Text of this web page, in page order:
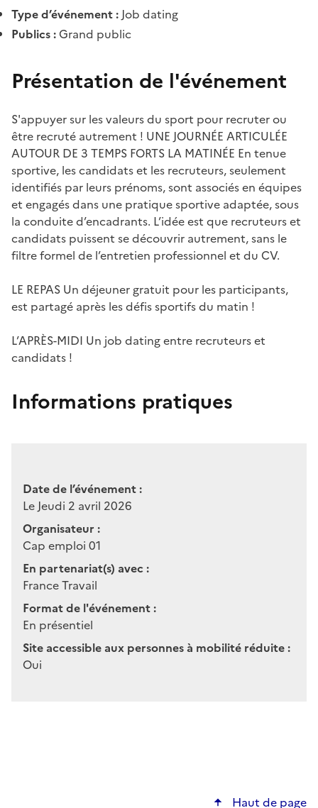
Type d’événement : Job dating
Publics :Grand public
Présentation de l'événement
S'appuyer sur les valeurs du sport pour recruter ou
être recruté autrement ! UNE JOURNÉE ARTICULÉE
AUTOUR DE 3 TEMPS FORTS LA MATINÉE En tenue
sportive, les candidats et les recruteurs, seulement
identifiés par leurs prénoms, sont associés en équipes
et engagés dans une pratique sportive adaptée, sous
la conduite d’encadrants. L’idée est que recruteurs et
candidats puissent se découvrir autrement, sans le
filtre formel de l’entretien professionnel et du CV.
LE REPAS Un déjeuner gratuit pour les participants,
est partagé après les défis sportifs du matin !
L’APRÈS-MIDI Un job dating entre recruteurs et
candidats !
Informations pratiques
Date de l’événement :
Le Jeudi 2 avril 2026
Organisateur :
Cap emploi 01
En partenariat(s) avec :
France Travail
Format de l'événement :
En présentiel
Site accessible aux personnes à mobilité réduite :
Oui
Haut de page